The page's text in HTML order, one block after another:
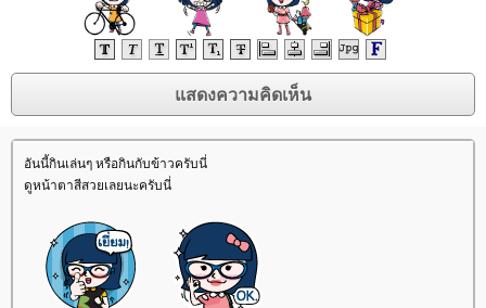
อันนี้กินเล่นๆ หรือกินกับข้าวครับนี่
ดูหน้าตาสีสวยเลยนะครับนี่